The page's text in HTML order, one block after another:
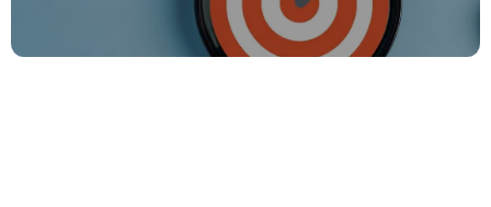
EN SAVOIR PLUS